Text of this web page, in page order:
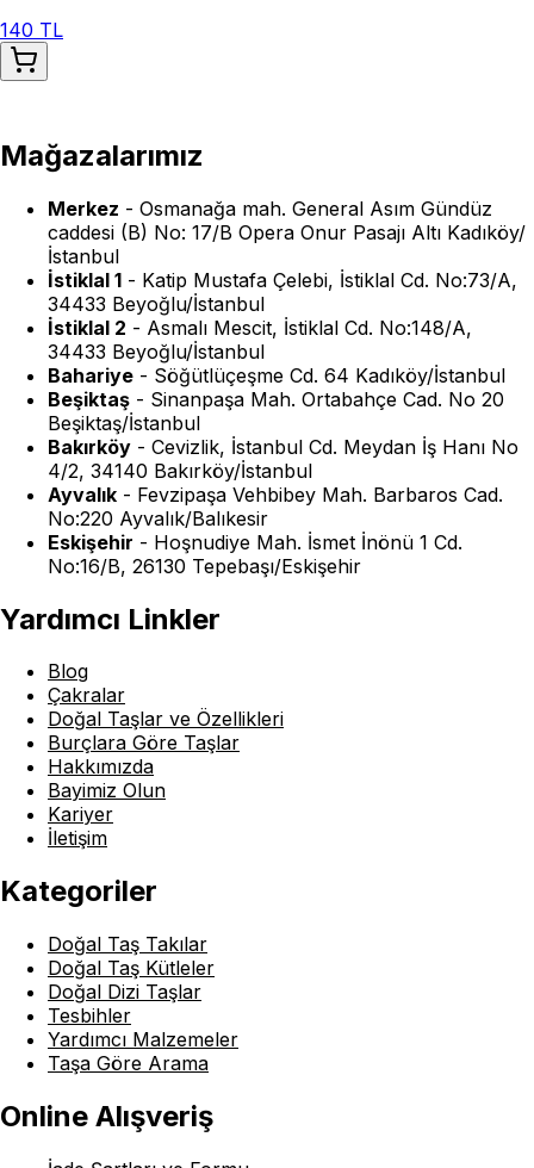
140 TL
Mağazalarımız
Merkez - Osmanağa mah. General Asım Gündüz
caddesi (B) No: 17/B Opera Onur Pasajı Altı Kadıköy/
İstanbul
İstiklal 1 - Katip Mustafa Çelebi, İstiklal Cd. No:73/A,
34433 Beyoğlu/İstanbul
İstiklal 2 - Asmalı Mescit, İstiklal Cd. No:148/A,
34433 Beyoğlu/İstanbul
Bahariye - Söğütlüçeşme Cd. 64 Kadıköy/İstanbul
Beşiktaş - Sinanpaşa Mah. Ortabahçe Cad. No 20
Beşiktaş/İstanbul
Bakırköy - Cevizlik, İstanbul Cd. Meydan İş Hanı No
4/2, 34140 Bakırköy/İstanbul
Ayvalık - Fevzipaşa Vehbibey Mah. Barbaros Cad.
No:220 Ayvalık/Balıkesir
Eskişehir - Hoşnudiye Mah. İsmet İnönü 1 Cd.
No:16/B, 26130 Tepebaşı/Eskişehir
Yardımcı Linkler
Blog
Çakralar
Doğal Taşlar ve Özellikleri
Burçlara Göre Taşlar
Hakkımızda
Bayimiz Olun
Kariyer
İletişim
Kategoriler
Doğal Taş Takılar
Doğal Taş Kütleler
Doğal Dizi Taşlar
Tesbihler
Yardımcı Malzemeler
Taşa Göre Arama
Online Alışveriş